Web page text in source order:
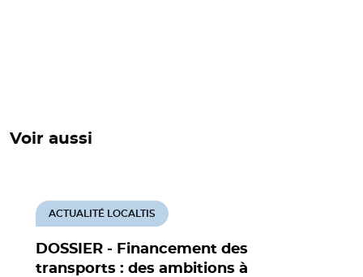
Voir aussi
DOSSIER - Financement des
transports : des ambitions à
ACTUALITÉ LOCALTIS